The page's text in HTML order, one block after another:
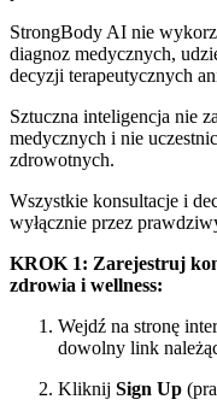
StrongBody AI nie
diagnoz medycznych,
decyzji terapeutycznych
Sztuczna inteligencja nie
medycznych i nie
zdrowotnych.
Wszystkie konsultacje i
wyłącznie przez
KROK 1: Zarejestruj
zdrowia i wellness:
Wejdź na stronę
dowolny link
Kliknij Sign Up